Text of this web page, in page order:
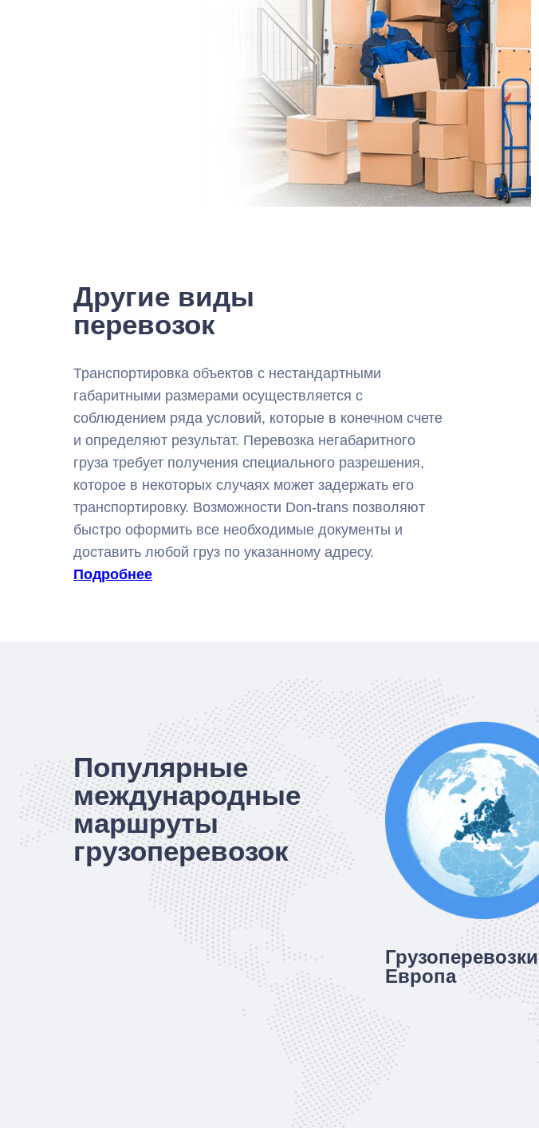
Другие виды
перевозок
Транспортировка объектов с нестандартными
габаритными размерами осуществляется с
соблюдением ряда условий, которые в конечном счете
и определяют результат. Перевозка негабаритного
груза требует получения специального разрешения,
которое в некоторых случаях может задержать его
транспортировку. Возможности Don-trans позволяют
быстро оформить все необходимые документы и
доставить любой груз по указанному адресу.
Подробнее
Популярные
международные
маршруты
грузоперевозок
Грузоперевозки
Европа